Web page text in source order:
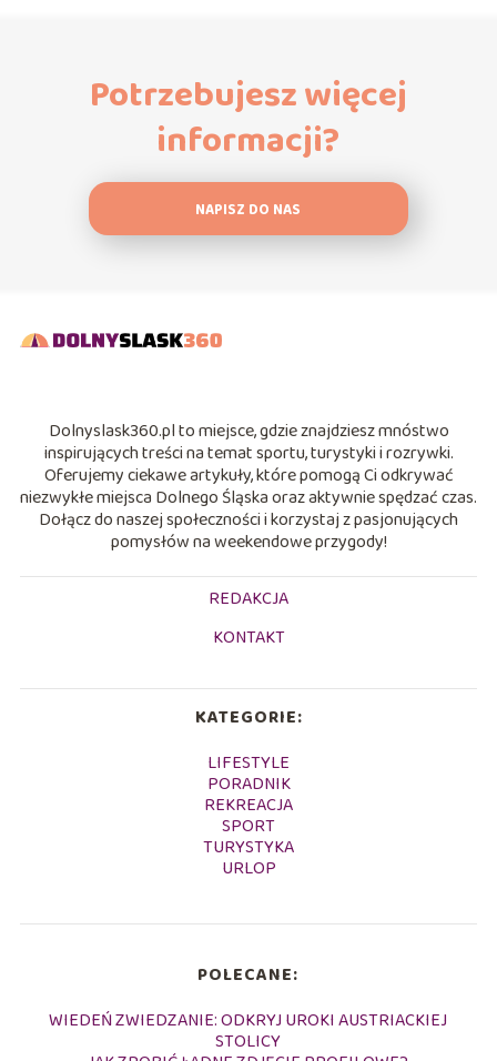
Potrzebujesz więcej
informacji?
NAPISZ DO NAS
Dolnyslask360.pl to miejsce, gdzie znajdziesz mnóstwo
inspirujących treści na temat sportu, turystyki i rozrywki.
Oferujemy ciekawe artykuły, które pomogą Ci odkrywać
niezwykłe miejsca Dolnego Śląska oraz aktywnie spędzać czas.
Dołącz do naszej społeczności i korzystaj z pasjonujących
pomysłów na weekendowe przygody!
REDAKCJA
KONTAKT
KATEGORIE:
LIFESTYLE
PORADNIK
REKREACJA
SPORT
TURYSTYKA
URLOP
POLECANE:
WIEDEŃ ZWIEDZANIE: ODKRYJ UROKI AUSTRIACKIEJ
STOLICY